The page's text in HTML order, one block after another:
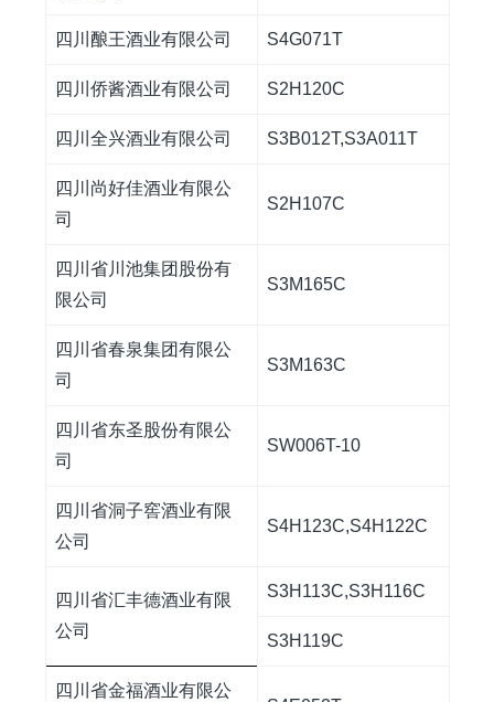
四川酿王酒业有限公司 S4G071T
四川侨酱酒业有限公司 S2H120C
四川全兴酒业有限公司 S3B012T,S3A011T
四川尚好佳酒业有限公
司
S2H107C
四川省川池集团股份有
限公司
S3M165C
四川省春泉集团有限公
司
S3M163C
四川省东圣股份有限公
司
SW006T-10
四川省洞子窖酒业有限
公司
S4H123C,S4H122C
四川省汇丰德酒业有限
公司
S3H113C,S3H116C
S3H119C
四川省金福酒业有限公